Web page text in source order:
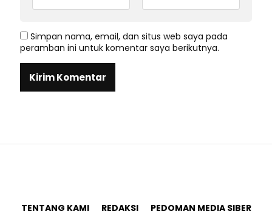
Simpan nama, email, dan situs web saya pada
peramban ini untuk komentar saya berikutnya.
TENTANG KAMI REDAKSI PEDOMAN MEDIA SIBER